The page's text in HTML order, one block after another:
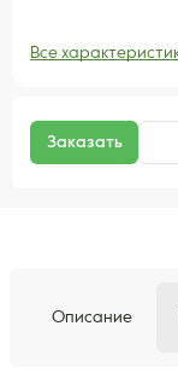
Все
Заказать
Описание